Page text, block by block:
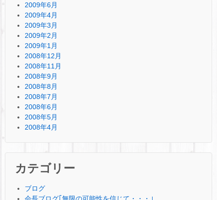
2009年6月
2009年4月
2009年3月
2009年2月
2009年1月
2008年12月
2008年11月
2008年9月
2008年8月
2008年7月
2008年6月
2008年5月
2008年4月
カテゴリー
ブログ
会長ブログ｢無限の可能性を信じて・・・｣